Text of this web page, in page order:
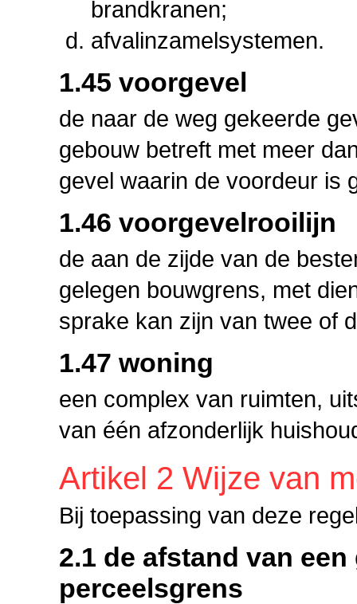
brandkranen;
afvalinzamelsystemen.
1.45 voorgevel
de naar de weg gekeerde
gebouw betreft met meer
gevel waarin de voordeur is
1.46 voorgevelrooilijn
de aan de zijde van de
gelegen bouwgrens, met
sprake kan zijn van twee of
1.47 woning
een complex van ruimten,
van één afzonderlijk
Artikel 2 Wijze van
Bij toepassing van deze
2.1 de afstand van
perceelsgrens